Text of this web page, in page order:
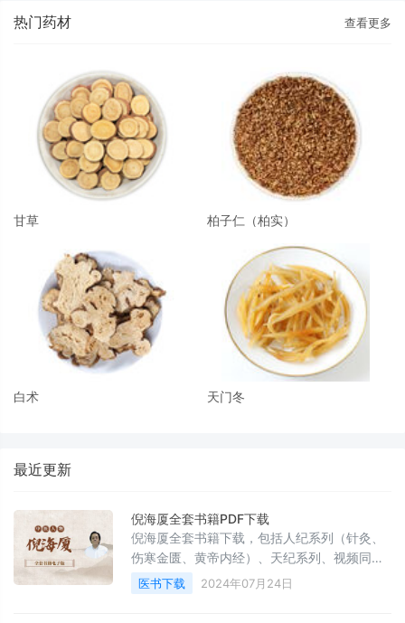
热门药材 查看更多
甘草 柏子仁（柏实）
白术 天门冬
最近更新
倪海厦全套书籍PDF下载
倪海厦全套书籍下载，包括人纪系列（针灸、
伤寒金匮、黄帝内经）、天纪系列、视频同步
文稿、诊疗日志、临床医案以及倪海厦推荐书
籍等资料。
医书下载 2024年07月24日